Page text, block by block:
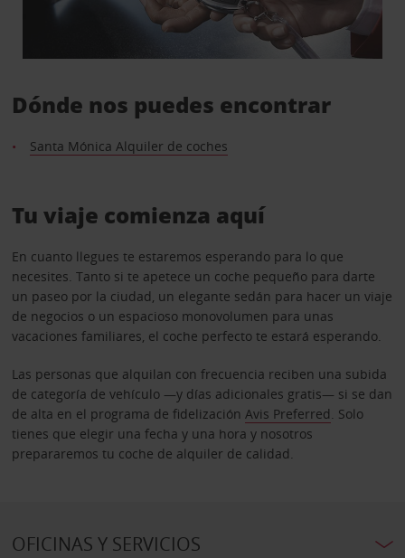
Dónde nos puedes encontrar
Santa Mónica Alquiler de coches
Tu viaje comienza aquí
En cuanto llegues te estaremos esperando para lo que
necesites. Tanto si te apetece un coche pequeño para darte
un paseo por la ciudad, un elegante sedán para hacer un viaje
de negocios o un espacioso monovolumen para unas
vacaciones familiares, el coche perfecto te estará esperando.
Las personas que alquilan con frecuencia reciben una subida
de categoría de vehículo —y días adicionales gratis— si se dan
de alta en el programa de fidelización Avis Preferred. Solo
tienes que elegir una fecha y una hora y nosotros
prepararemos tu coche de alquiler de calidad.
OFICINAS Y SERVICIOS